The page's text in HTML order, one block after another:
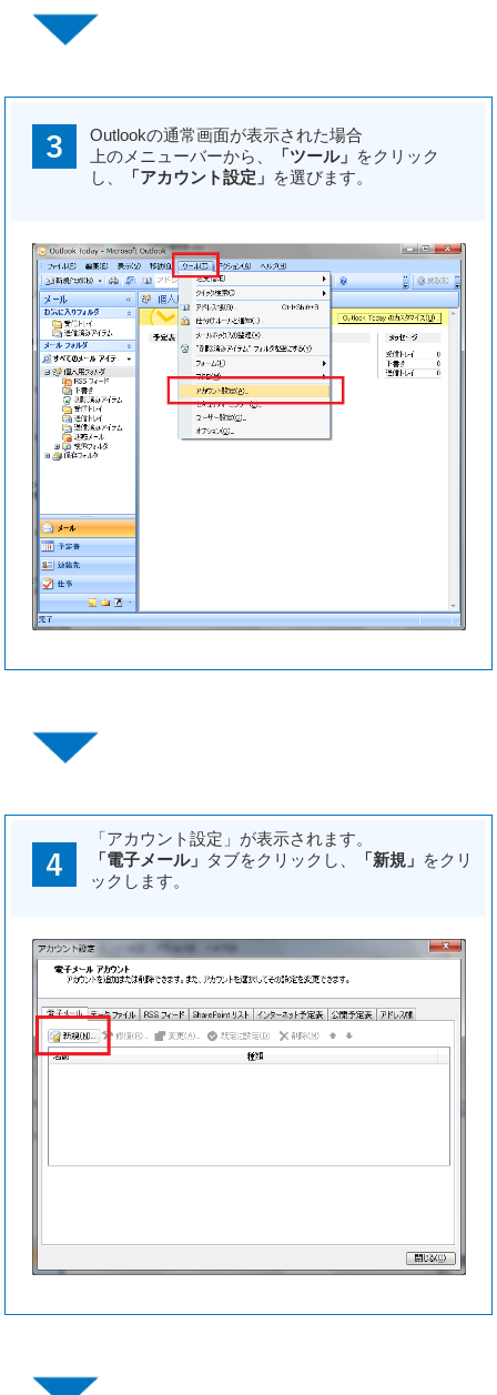
Outlookの通常画面が表示された場合
上のメニューバーから、
「ツール」 をクリック
し、
「アカウント設定」 を選びます。
「アカウント設定」が表示されます。
「電子メール」 タブをクリックし、 「新規」 をクリ
ックします。